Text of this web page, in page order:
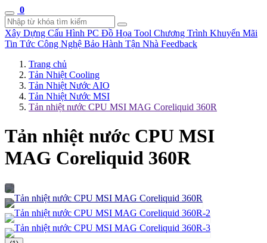
0
Xây Dựng Cấu Hình PC Đồ Họa Tool Chương Trình Khuyến Mãi
Tin Tức Công Nghệ Bảo Hành Tận Nhà Feedback
Trang chủ
Tản Nhiệt Cooling
Tản Nhiệt Nước AIO
Tản Nhiệt Nước MSI
Tản nhiệt nước CPU MSI MAG Coreliquid 360R
Tản nhiệt nước CPU MSI
MAG Coreliquid 360R